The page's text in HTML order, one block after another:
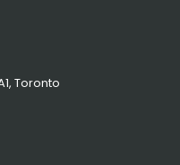
Toronto